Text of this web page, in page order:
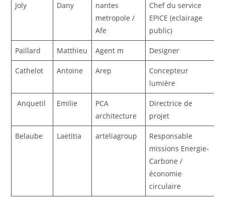
Joly Dany
nantes
metropole /
Afe
Chef du service
EPICE (eclairage
public)
Paillard Matthieu Agent m Designer
Cathelot Antoine Arep
Concepteur
lumière
Anquetil Emilie
PCA
architecture
Directrice de
projet
Belaube Laetitia arteliagroup
Responsable
missions Energie-
Carbone /
économie
circulaire